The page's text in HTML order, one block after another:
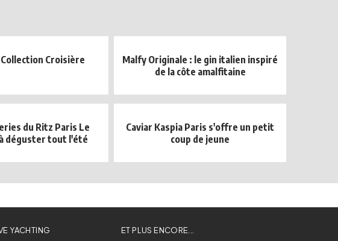
Croisière
Malfy Originale : le gin italien inspiré
de la côte amalfitaine
du Ritz Paris Le
déguster tout l'été
Caviar Kaspia Paris s'offre un petit
coup de jeune
YACHTING ET PLUS ENCORE...